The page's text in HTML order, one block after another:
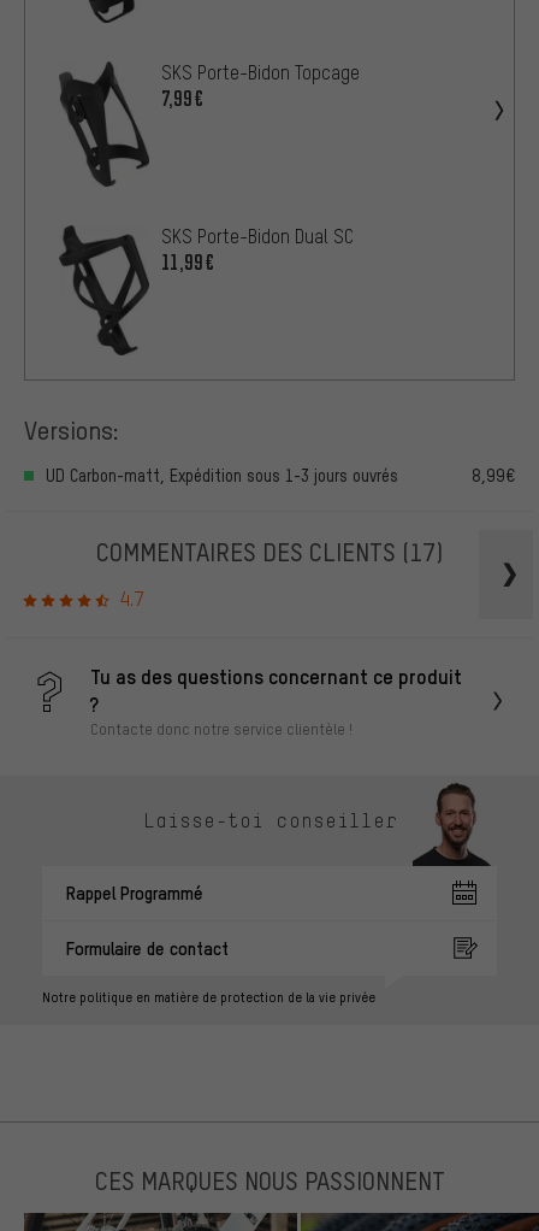
SKS Porte-Bidon Topcage
7,99€
SKS Porte-Bidon Dual SC
11,99€
Versions:
UD Carbon-matt, Expédition sous 1-3 jours ouvrés 8,99€
COMMENTAIRES DES CLIENTS (17)
4.7
Tu as des questions concernant ce produit
?
Contacte donc notre service clientèle !
Laisse-toi conseiller
Rappel Programmé
Formulaire de contact
Notre politique en matière de protection de la vie privée
CES MARQUES NOUS PASSIONNENT